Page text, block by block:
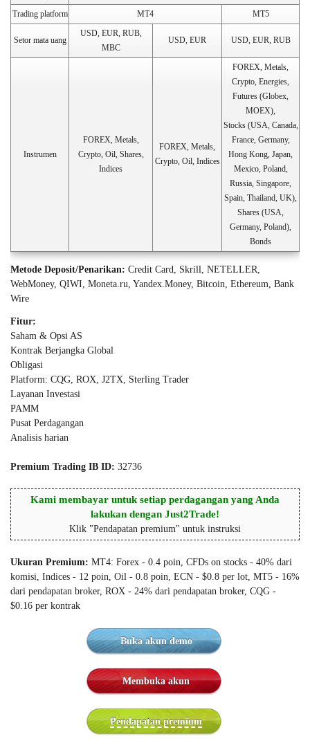
Trading platform MT4 MT5
Setor mata uang
USD, EUR, RUB,
MBC
USD, EUR USD, EUR, RUB
Instrumen
FOREX, Metals,
Crypto, Oil, Shares,
Indices
FOREX, Metals,
Crypto, Oil, Indices
FOREX, Metals,
Crypto, Energies,
Futures (Globex,
MOEX),
Stocks (USA, Canada,
France, Germany,
Hong Kong, Japan,
Mexico, Poland,
Russia, Singapore,
Spain, Thailand, UK),
Shares (USA,
Germany, Poland),
Bonds
Metode Deposit/Penarikan: Credit Card, Skrill, NETELLER,
WebMoney, QIWI, Moneta.ru, Yandex.Money, Bitcoin, Ethereum, Bank
Wire
Fitur:
Saham & Opsi AS
Kontrak Berjangka Global
Obligasi
Platform: CQG, ROX, J2TX, Sterling Trader
Layanan Investasi
PAMM
Pusat Perdagangan
Analisis harian
Premium Trading IB ID: 32736
Kami membayar untuk setiap perdagangan yang Anda
lakukan dengan Just2Trade!
Klik "Pendapatan premium" untuk instruksi
Ukuran Premium: MT4: Forex - 0.4 poin, CFDs on stocks - 40% dari
komisi, Indices - 12 poin, Oil - 0.8 poin, ECN - $0.8 per lot, MT5 - 16%
dari pendapatan broker, ROX - 24% dari pendapatan broker, CQG -
$0.16 per kontrak
Buka akun demo
Membuka akun
Pendapatan premium